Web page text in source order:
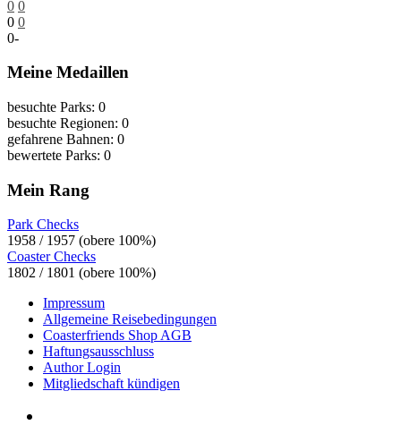
0 0
0 0
0-
Meine Medaillen
besuchte Parks: 0
besuchte Regionen: 0
gefahrene Bahnen: 0
bewertete Parks: 0
Mein Rang
Park Checks
1958 / 1957 (obere 100%)
Coaster Checks
1802 / 1801 (obere 100%)
Impressum
Allgemeine Reisebedingungen
Coasterfriends Shop AGB
Haftungsausschluss
Author Login
Mitgliedschaft kündigen